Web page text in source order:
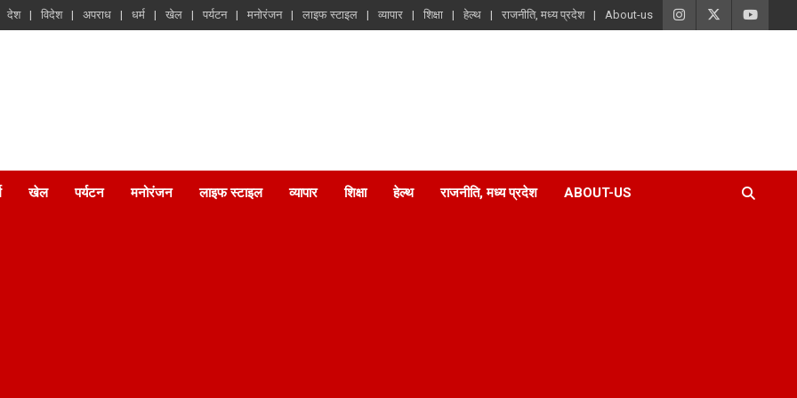
देश विदेश अपराध धर्म खेल पर्यटन मनोरंजन लाइफ स्टाइल व्यापार शिक्षा हेल्थ राजनीति, मध्य प्रदेश About-us
खेल पर्यटन मनोरंजन लाइफ स्टाइल व्यापार शिक्षा हेल्थ राजनीति, मध्य प्रदेश ABOUT-US